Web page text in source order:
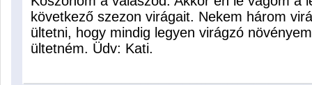
következő szezon virágait. Nekem három
ültetni, hogy mindig legyen virágzó
ültetném. Üdv: Kati.